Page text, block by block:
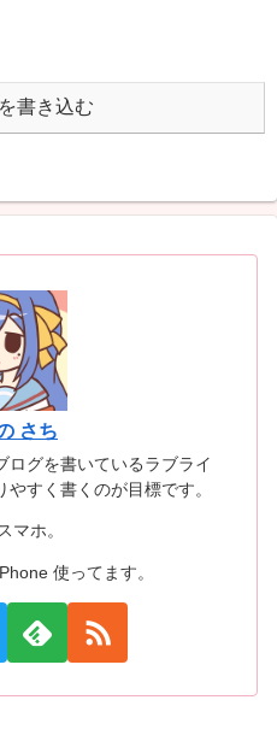
書き込む
さち
ログを書いているラブライ
すく書くのが目標です。
マホ。
使ってます。